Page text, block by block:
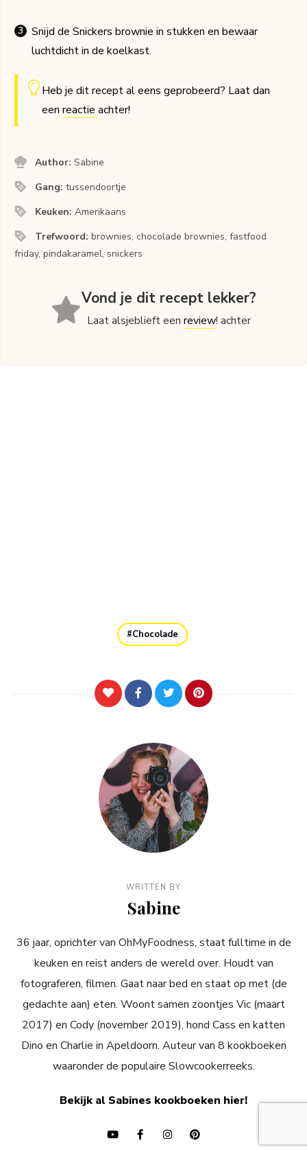
Snijd de Snickers brownie in stukken en bewaar
luchtdicht in de koelkast.
Heb je dit recept al eens geprobeerd? Laat dan
een reactie achter!
Author:Sabine
Gang:tussendoortje
Keuken:Amerikaans
Trefwoord:brownies, chocolade brownies, fastfood
friday, pindakaramel, snickers
Vond je dit recept lekker?
Laat alsjeblieft eenreview! achter
Chocolade
WRITTEN BY
Sabine
36 jaar, oprichter van OhMyFoodness, staat fulltime in de
keuken en reist anders de wereld over. Houdt van
fotograferen, filmen. Gaat naar bed en staat op met (de
gedachte aan) eten. Woont samen zoontjes Vic (maart
2017) en Cody (november 2019), hond Cass en katten
Dino en Charlie in Apeldoorn. Auteur van 8 kookboeken
waaronder de populaire Slowcookerreeks.
Bekijk al Sabines kookboeken hier!